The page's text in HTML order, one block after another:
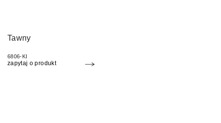
Tawny
6806-KI
zapytaj o produkt